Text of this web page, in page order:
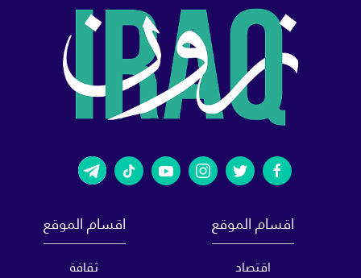
اقسام الموقع
اقتصاد
اقسام الموقع
ثقافة